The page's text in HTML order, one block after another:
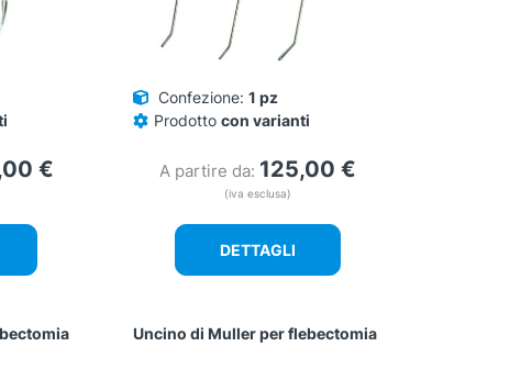
€
Confezione: 1 pz
Prodottocon varianti
A partire da: 125,00 €
(iva esclusa)
DETTAGLI
Uncino di Muller per flebectomia